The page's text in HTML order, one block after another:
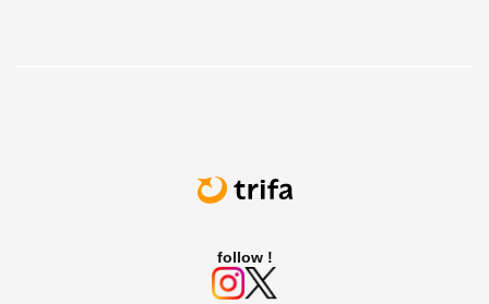
follow !